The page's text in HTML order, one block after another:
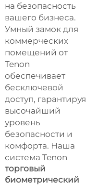
на безопасность
вашего бизнеса.
Умный замок для
коммерческих
помещений от
Tenon
обеспечивает
бесключевой
доступ, гарантируя
высочайший
уровень
безопасности и
комфорта. Наша
система Tenon
торговый
биометрический